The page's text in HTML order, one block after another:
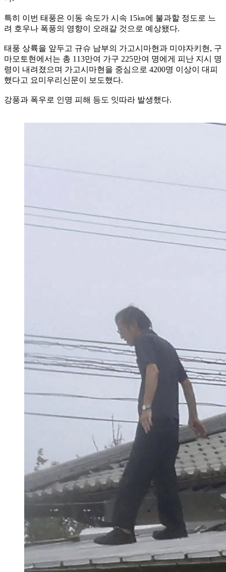
특히 이번 태풍은 이동 속도가 시속 15㎞에 불과할 정도로 느
려 호우나 폭풍의 영향이 오래갈 것으로 예상됐다.
태풍 상륙을 앞두고 규슈 남부의 가고시마현과 미야자키현, 구
마모토현에서는 총 113만여 가구 225만여 명에게 피난 지시 명
령이 내려졌으며 가고시마현을 중심으로 4200명 이상이 대피
했다고 요미우리신문이 보도했다.
강풍과 폭우로 인명 피해 등도 잇따라 발생했다.